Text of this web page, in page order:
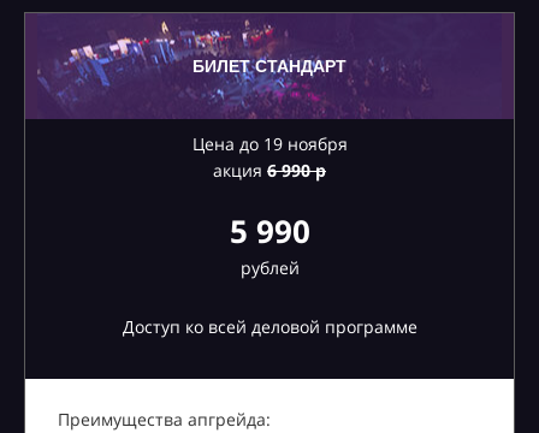
БИЛЕТ СТАНДАРТ
Цена до 19 ноября
акция 6990 р
5 990
рублей
Доступ ко всей деловой программе
Преимущества апгрейда: